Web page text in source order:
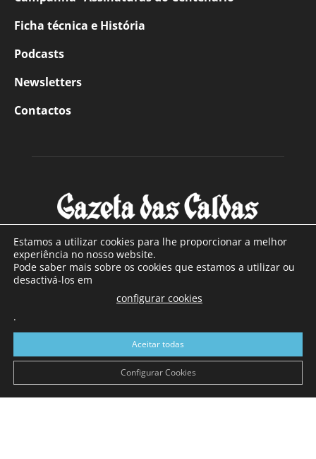
Ficha técnica e História
Podcasts
Newsletters
Contactos
SOBRE NÓS
Com sede nas Caldas da Rainha e mais de 90 anos de
a sul de distrito de Leiria, com mais de 40.000 leitores por
toda a região Oeste. Jornal com distribuição em Portugal
Continental e assinatura online.
Estamos a utilizar cookies para lhe proporcionar a melhor
experiência no nosso website.
Pode saber mais sobre os cookies que estamos a utilizar ou
desactivá-los em
configurar cookies
.
Aceitar todas
Configurar Cookies